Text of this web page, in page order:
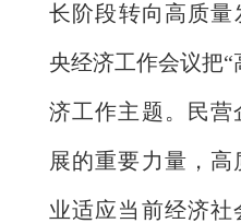
长阶段转向高质量
央经济工作会议把
济工作主题。民
展的重要力量，
业适应当前经济